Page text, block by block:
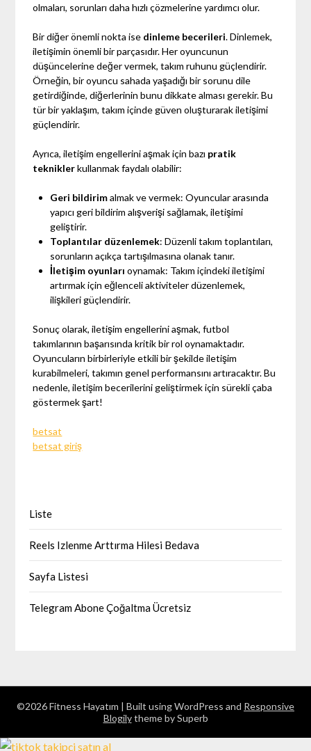
olmaları, sorunları daha hızlı çözmelerine yardımcı olur.
Bir diğer önemli nokta ise dinleme becerileri. Dinlemek,
iletişimin önemli bir parçasıdır. Her oyuncunun
düşüncelerine değer vermek, takım ruhunu güçlendirir.
Örneğin, bir oyuncu sahada yaşadığı bir sorunu dile
getirdiğinde, diğerlerinin bunu dikkate alması gerekir. Bu
tür bir yaklaşım, takım içinde güven oluşturarak iletişimi
güçlendirir.
Ayrıca, iletişim engellerini aşmak için bazı pratik
tekniklerkullanmak faydalı olabilir:
Geri bildirimalmak ve vermek: Oyuncular arasında
yapıcı geri bildirim alışverişi sağlamak, iletişimi
geliştirir.
Toplantılar düzenlemek: Düzenli takım toplantıları,
sorunların açıkça tartışılmasına olanak tanır.
İletişim oyunları oynamak: Takım içindeki iletişimi
artırmak için eğlenceli aktiviteler düzenlemek,
ilişkileri güçlendirir.
Sonuç olarak, iletişim engellerini aşmak, futbol
takımlarının başarısında kritik bir rol oynamaktadır.
Oyuncuların birbirleriyle etkili bir şekilde iletişim
kurabilmeleri, takımın genel performansını artıracaktır. Bu
nedenle, iletişim becerilerini geliştirmek için sürekli çaba
göstermek şart!
betsat
betsat giriş
Liste
Reels Izlenme Arttırma Hilesi Bedava
Sayfa Listesi
Telegram Abone Çoğaltma Ücretsiz
©2026 Fitness Hayatım | Built using WordPress and Responsive
Blogilytheme by Superb